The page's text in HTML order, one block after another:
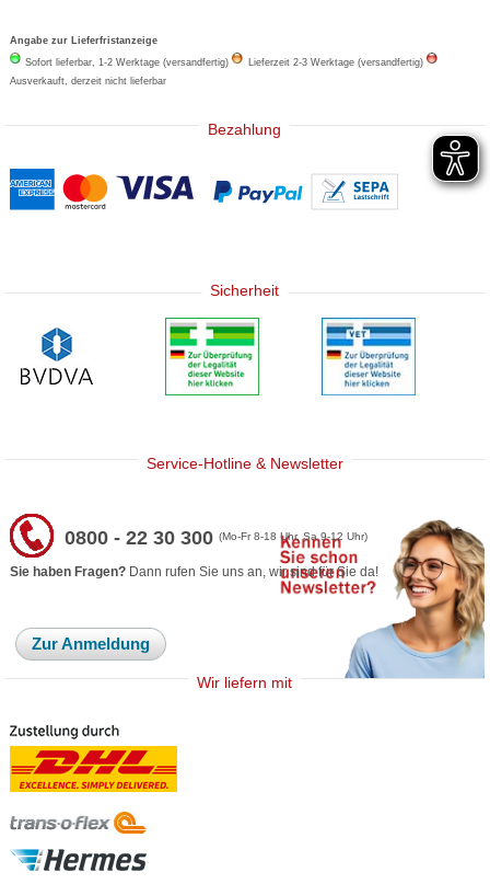
Angabe zur Lieferfristanzeige
Sofort lieferbar, 1-2 Werktage (versandfertig)
Lieferzeit 2-3 Werktage (versandfertig)
Ausverkauft, derzeit nicht lieferbar
Bezahlung
Sicherheit
Service-Hotline & Newsletter
0800 - 22 30 300(Mo-Fr 8-18 Uhr, Sa 9-12 Uhr)
Sie haben Fragen? Dann rufen Sie uns an, wir sind für Sie da!
Zur Anmeldung
Wir liefern mit